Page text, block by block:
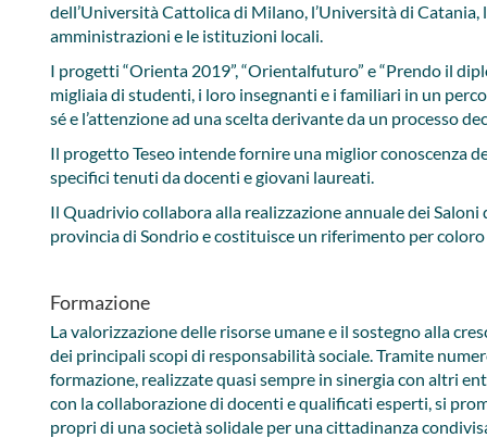
dell’Università Cattolica di Milano, l’Università di
amministrazioni e le istituzioni locali.
I progetti “Orienta 2019”, “Orientalfuturo” e “Prendo il
migliaia di studenti, i loro insegnanti e i familiari in un
sé e l’attenzione ad una scelta derivante da un processo
Il progetto Teseo intende fornire una miglior conoscenza
specifici tenuti da docenti e giovani laureati.
Il Quadrivio collabora alla realizzazione annuale dei
provincia di Sondrio e costituisce un riferimento per
Formazione
​La valorizzazione delle risorse umane e il sostegno alla
dei principali scopi di responsabilità sociale. Tramite
formazione, realizzate quasi sempre in sinergia con altri
con la collaborazione di docenti e qualifi​cati esperti, si
propri di una società solidale per una cittadinanza